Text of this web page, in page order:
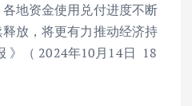
地资金使用兑付进度不断
放，将更有力推动经济持
》（ 2024年10月14日 18